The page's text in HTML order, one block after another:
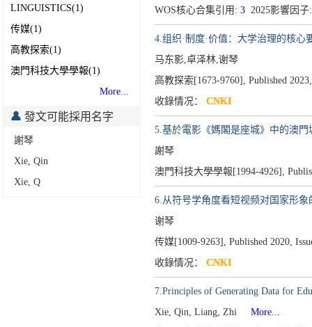
LINGUISTICS(1)
传媒(1)
高教探索(1)
澳門科技大學學報(1)
More...
發文可能採用名字
謝琴
Xie, Qin
Xie, Q
WOS核心合集引用: 32025影響因
4.组织·制度·价值：大学治理的核心
马东影,卓泽林,谢琴
高教探索[1673-9760], Published 2023,
收錄情况： CNKI
5.基於電影《媽閣是座城》中的澳門
謝琴
澳門科技大學學報[1994-4926],
6.从符号学角度看短视频对国家形
谢琴
传媒[1009-9263], Published 2020,
收錄情况： CNKI
7.Principles of Generating Data for
Xie, Qin, Liang, Zhi
More...